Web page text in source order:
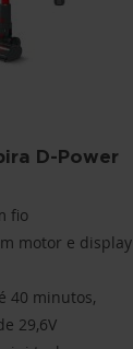
D-Power
fio
motor e display
40 minutos,
29,6V